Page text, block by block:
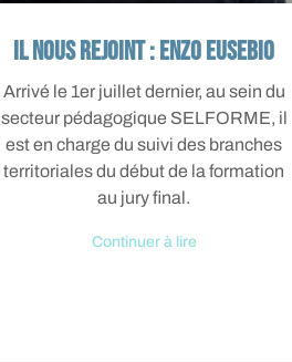
Il nous rejoint : Enzo EUSEBIO
Arrivé le 1er juillet dernier, au sein du
secteur pédagogique SELFORME, il
est en charge du suivi des branches
territoriales du début de la formation
au jury final.
Continuer à lire